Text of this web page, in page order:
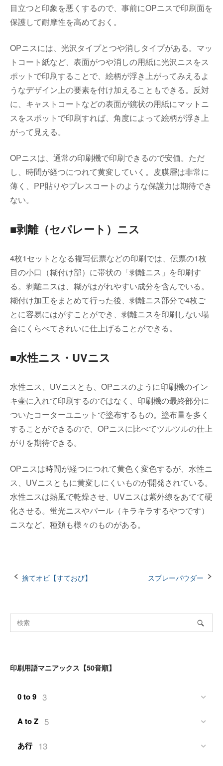
目立つと印象を悪くするので、事前にOPニスで印刷面を
保護して耐摩性を高めておく。
OPニスには、光沢タイプとつや消しタイプがある。マッ
トコート紙など、表面がつや消しの用紙に光沢ニスをス
ポットで印刷することで、絵柄が浮き上がってみえるよ
うなデザイン上の要素を付け加えることもできる。反対
に、キャストコートなどの表面が鏡状の用紙にマットニ
スをスポットで印刷すれば、角度によって絵柄が浮き上
がって見える。
OPニスは、通常の印刷機で印刷できるので安価。ただ
し、時間が経つにつれて黄変していく。皮膜層は非常に
薄く、PP貼りやプレスコートのような保護力は期待でき
ない。
■剥離（セパレート）ニス
4枚1セットとなる複写伝票などの印刷では、伝票の1枚
目の小口（糊付け部）に帯状の「剥離ニス」を印刷す
る。剥離ニスは、糊がはがれやすい成分を含んでいる。
糊付け加工をまとめて行った後、剥離ニス部分で4枚ご
とに容易にはがすことができ、剥離ニスを印刷しない場
合にくらべてきれいに仕上げることができる。
■水性ニス・UVニス
水性ニス、UVニスとも、OPニスのように印刷機のイン
キ壷に入れて印刷するのではなく、印刷機の最終部分に
ついたコーターユニットで塗布するもの。塗布量を多く
することができるので、OPニスに比べてツルツルの仕上
がりを期待できる。
OPニスは時間が経つにつれて黄色く変色するが、水性ニ
ス、UVニスともに黄変しにくいものが開発されている。
水性ニスは熱風で乾燥させ、UVニスは紫外線をあてて硬
化させる。蛍光ニスやパール（キラキラするやつです）
ニスなど、種類も様々のものがある。
Post
捨てオビ【すておび】 スプレーパウダー
印刷用語マニアックス【50音順】
0 to 9 3
A to Z 5
あ行 13